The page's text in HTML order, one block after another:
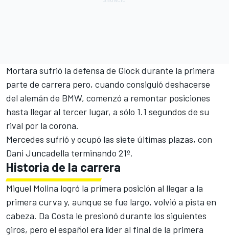
Mortara sufrió la defensa de Glock durante la primera
parte de carrera pero, cuando consiguió deshacerse
del alemán de BMW, comenzó a remontar posiciones
hasta llegar al tercer lugar, a sólo 1.1 segundos de su
rival por la corona.
Mercedes sufrió y ocupó las siete últimas plazas, con
Dani Juncadella terminando 21º.
Historia de la carrera
Miguel Molina logró la primera posición al llegar a la
primera curva y, aunque se fue largo, volvió a pista en
cabeza. Da Costa le presionó durante los siguientes
giros, pero el español era líder al final de la primera